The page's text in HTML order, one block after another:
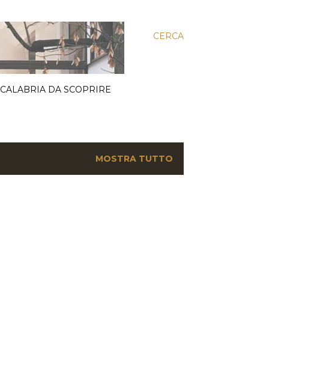
CERCA
CALABRIA DA SCOPRIRE
MOSTRA TUTTO